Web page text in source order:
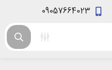
09057664023